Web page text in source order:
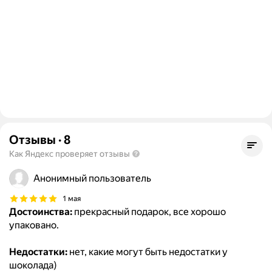
Отзывы ·8
Как Яндекс проверяет отзывы
Анонимный пользователь
1 мая
Достоинства: прекрасный подарок, все хорошо
упаковано.
Недостатки: нет, какие могут быть недостатки у
шоколада)